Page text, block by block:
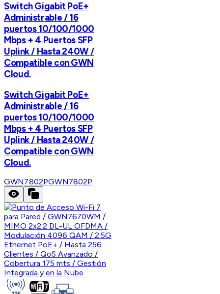
Switch Gigabit PoE+
Administrable / 16
puertos 10/100/1000
Mbps + 4 Puertos SFP
Uplink / Hasta 240W /
Compatible con GWN
Cloud.
Switch Gigabit PoE+
Administrable / 16
puertos 10/100/1000
Mbps + 4 Puertos SFP
Uplink / Hasta 240W /
Compatible con GWN
Cloud.
GWN7802PGWN7802P